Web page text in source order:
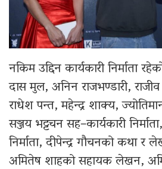
नकिम उद्दिन कार्यकारी निर्माता
दास मुल, अनिन राजभण्डारी, राजीव
राधेश पन्त, महेन्द्र शाक्य,
सञ्जय भट्टचन सह–कार्यकारी
निर्माता, दीपेन्द्र गौचनको कथा
अमितेष शाहको सहायक लेखन,